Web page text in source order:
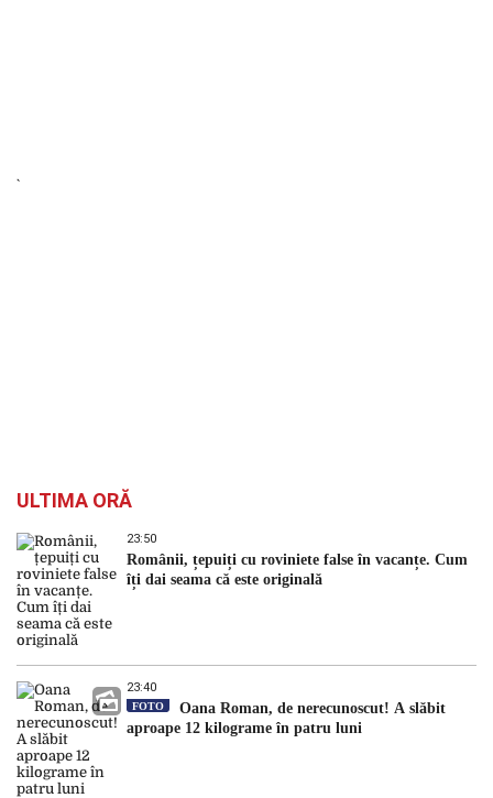
ULTIMA ORĂ
23:50
Românii, țepuiți cu roviniete false în vacanțe. Cum
îți dai seama că este originală
23:40
FOTO
Oana Roman, de nerecunoscut! A slăbit
aproape 12 kilograme în patru luni